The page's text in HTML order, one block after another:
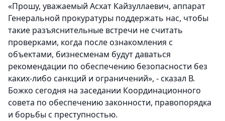
«Прошу, уважаемый Асхат Кайзуллаевич, аппарат
Генеральной прокуратуры поддержать нас, чтобы
такие разъяснительные встречи не считать
проверками, когда после ознакомления с
объектами, бизнесменам будут даваться
рекомендации по обеспечению безопасности без
каких-либо санкций и ограничений», - сказал В.
Божко сегодня на заседании Координационного
совета по обеспечению законности, правопорядка
и борьбы с преступностью.